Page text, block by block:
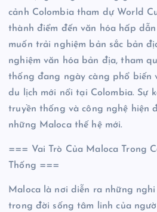
cảnh Colombia tham dự World
thành điểm đến văn hóa hấp
muốn trải nghiệm bản sắc bản
nghiệm văn hóa bản địa, tham
thống đang ngày càng phổ biến
du lịch mới nổi tại Colombia. Sự
truyền thống và công nghệ hiện
những Maloca thế hệ mới.
=== Vai Trò Của Maloca Trong
Thống ===
Maloca là nơi diễn ra những
trong đời sống tâm linh của